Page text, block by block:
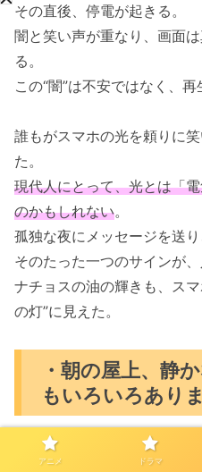
その直後、停電が起きる。
闇と笑い声が重なり、画面
る。
この“闇”は不安ではなく、再
誰もがスマホの光を頼りに
た。
現代人にとって、光とは「
のかもしれない。
孤独な夜にメッセージを送り
そのたった一つのサインが、
ナチョスの油の輝きも、ス
の灯”に見えた。
・朝の屋上、静
もいろいろあり
翌朝、屋上でくつろぐ面々。
アニメ ドラマ